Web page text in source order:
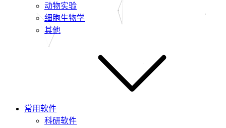
动物实验
细胞生物学
其他
常用软件
科研软件